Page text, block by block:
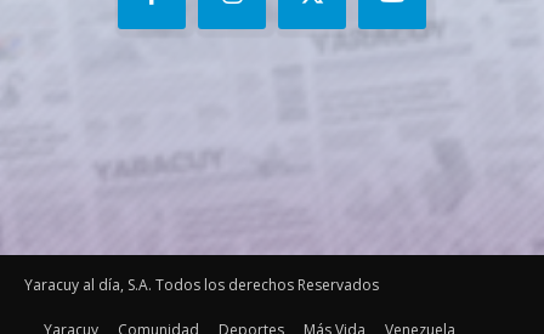
Yaracuy al día, S.A. Todos los derechos Reservados
Yaracuy Comunidad Deportes Más Vida Venezuela